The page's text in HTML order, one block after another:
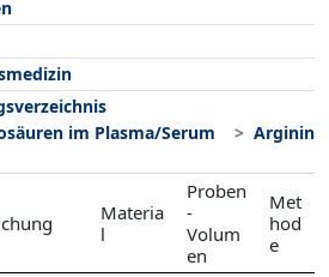
im Plasma/Serum Arginin
Materia
l
Proben
-
Volum
en
Met
hod
e